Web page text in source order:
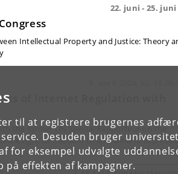
til at registrere brugernes
Desuden bruger
for eksempel udvalgte
effekten af kampagner.
22. juni - 25. juni
Intellectual Property and Justice: Theory
of Internet Regulation with
the former UN Special Rapporteur on the
the right to freedom of opinion and